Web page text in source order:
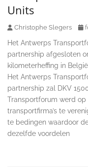
Units
Christophe Slegers
Het Antwerps
partnership afgesloten
kilometerheffing in
Het Antwerps
partnership zal DKV
Transportforum werd op
transportfirma’s te
te bedingen waardoor
dezelfde voordelen